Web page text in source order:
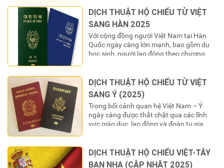
cầu sử dụng các giấy tờ pháp lý của…
DỊCH THUẬT HỘ CHIẾU TỪ VIỆT
SANG HÀN 2025
Với cộng đồng người Việt Nam tại Hàn
Quốc ngày càng lớn mạnh, bao gồm du
học sinh, người lao động theo chương
trong các thủ tục hành chính tại Hàn
Quốc là điều không thể tránh…
DỊCH THUẬT HỘ CHIẾU TỪ VIỆT
SANG Ý (2025)
Trong bối cảnh quan hệ Việt Nam – Ý
ngày càng được thắt chặt qua các lĩnh
vực giáo dục, lao động và đoàn tụ gia
thể tránh khỏi. Tuy nhiên, để một tài liệu
quan…
DỊCH THUẬT HỘ CHIẾU VIỆT-TÂY
BAN NHA (CẬP NHẬT 2025)